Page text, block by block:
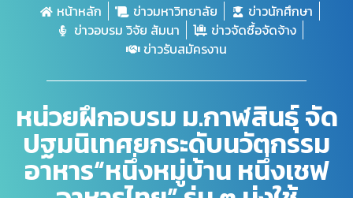
หน้าหลัก ข่าวมหาวิทยาลัย
ข่าวนักศึกษา
ข่าวอบรม วิจัย สัมนา
ข่าวจัดซื้อจัดจ้าง
ข่าวรับสมัครงาน
หน่วยฝึกอบรม ม.กาฬสินธุ์ จัด
ปฐมนิเทศยกระดับนวัตกรรม
อาหาร“หนึ่งหมู่บ้าน หนึ่งเชฟ